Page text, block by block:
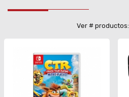
Ver # productos: